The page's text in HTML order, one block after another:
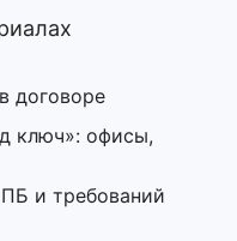
договоре
ключ»: офисы,
и требований